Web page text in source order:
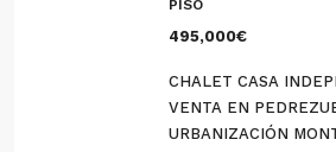
PISO
495,000€
CHALET CASA
VENTA EN
URBANIZACIÓN